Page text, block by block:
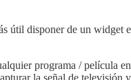
útil disponer de un widget
programa / película
la señal de televisión